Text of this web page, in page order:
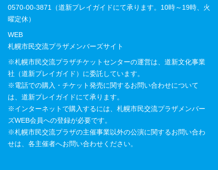
0570-00-3871（道新プレイガイドにて承ります。10時～19時、火
曜定休）
WEB
札幌市民交流プラザメンバーズサイト
※札幌市民交流プラザチケットセンターの運営は、道新文化事業
社（道新プレイガイド）に委託しています。
※電話での購入・チケット発売に関するお問い合わせについて
は、道新プレイガイドにて承ります。
※インターネットで購入するには、札幌市民交流プラザメンバー
ズWEB会員への登録が必要です。
※札幌市民交流プラザの主催事業以外の公演に関するお問い合わ
せは、各主催者へお問い合わせください。